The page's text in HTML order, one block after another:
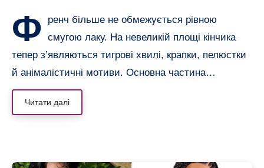
Ф
ренч більше не обмежується рівною
смугою лаку. На невеликій площі кінчика
тепер з’являються тигрові хвилі, крапки, пелюстки
й анімалістичні мотиви. Основна частина…
Читати далі